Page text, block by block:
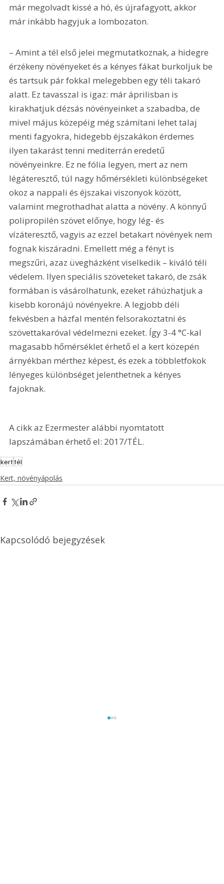
már megolvadt kissé a hó, és újrafagyott, akkor
már inkább hagyjuk a lombozaton.
– Amint a tél első jelei megmutatkoznak, a hidegre
érzékeny növényeket és a kényes fákat burkoljuk be
és tartsuk pár fokkal melegebben egy téli takaró
alatt. Ez tavasszal is igaz: már áprilisban is
kirakhatjuk dézsás növényeinket a szabadba, de
mivel május közepéig még számítani lehet talaj
menti fagyokra, hidegebb éjszakákon érdemes
ilyen takarást tenni mediterrán eredetű
növényeinkre. Ez ne fólia legyen, mert az nem
légáteresztő, túl nagy hőmérsékleti különbségeket
okoz a nappali és éjszakai viszonyok között,
valamint megrothadhat alatta a növény. A könnyű
polipropilén szövet előnye, hogy lég- és
vízáteresztő, vagyis az ezzel betakart növények nem
fognak kiszáradni. Emellett még a fényt is
megszűri, azaz üvegházként viselkedik – kiváló téli
védelem. Ilyen speciális szöveteket takaró, de zsák
formában is vásárolhatunk, ezeket ráhúzhatjuk a
kisebb koronájú növényekre. A legjobb déli
fekvésben a házfal mentén felsorakoztatni és
szövettakaróval védelmezni ezeket. Így 3-4 °C-kal
magasabb hőmérséklet érhető el a kert közepén
árnyékban mérthez képest, és ezek a többletfokok
lényeges különbséget jelenthetnek a kényes
fajoknak.
A cikk az Ezermester alábbi nyomtatott
lapszámában érhető el: 2017/TÉL.
kerttél
Kert, növényápolás
Kapcsolódó bejegyzések